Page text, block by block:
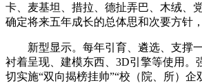
卡、麦基坦、措拉、德扯弄巴、木绒、
确定将来五年成长的总体思和次要方针
新型显示。每年引育、遴选、支撑
衬着呈现、建模东西、3D引擎等使用。
切实施“双向揭榜挂帅”“校（院、所）企